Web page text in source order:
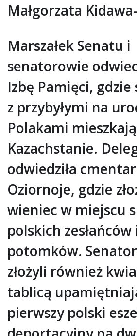
Małgorzata
Marszałek Senatu i
senatorowie
Izbę Pamięci,
z przybyłymi na
Polakami
Kazachstanie.
odwiedziła
Oziornoje, gdzie
wieniec w miejscu
polskich zesłańców
potomków.
złożyli również
tablicą
pierwszy polski